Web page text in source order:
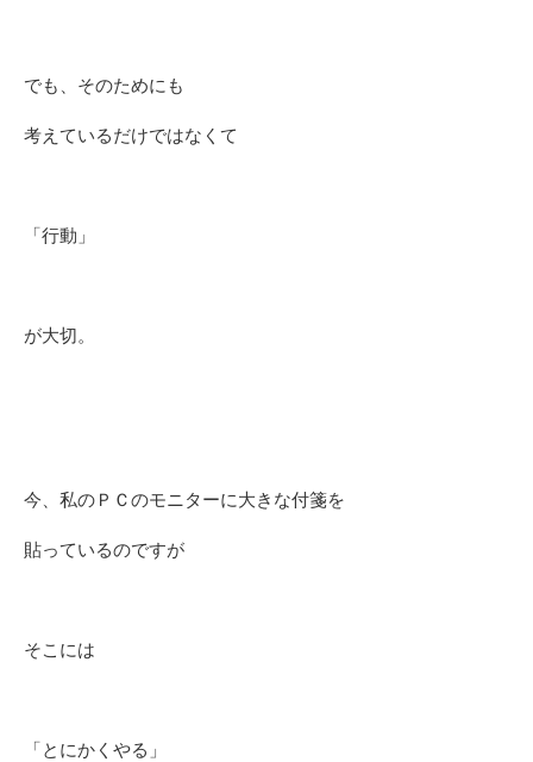
でも、そのためにも
考えているだけではなくて
「行動」
が大切。
今、私のＰＣのモニターに大きな付箋を
貼っているのですが
そこには
「とにかくやる」